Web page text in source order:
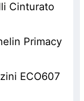
Cinturato
Primacy
ECO607